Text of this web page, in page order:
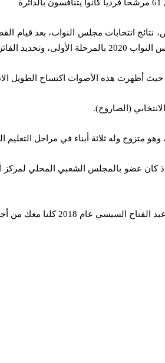
نتائج انتخابات مجلس النواب، بعد قيام
جولة الإعادة.
2018 كلنا معك من أجل مصر.